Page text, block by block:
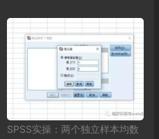
SPSS实操：两个独立样本均数